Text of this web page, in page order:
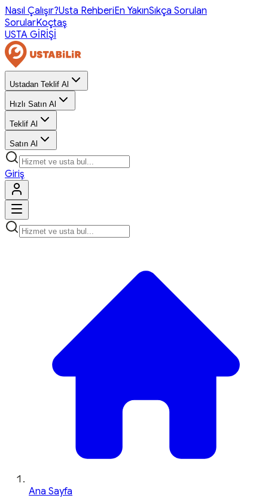
Nasıl Çalışır?Usta RehberiEn YakınSıkça Sorulan
SorularKoçtaş
USTA GİRİŞİ
Ustadan Teklif Al
Hızlı Satın Al
Teklif Al
Satın Al
Giriş
Ana Sayfa